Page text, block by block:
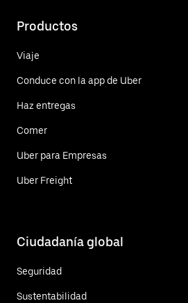
Productos
Viaje
Conduce con la app de Uber
Haz entregas
Comer
Uber para Empresas
Uber Freight
Ciudadanía global
Seguridad
Sustentabilidad